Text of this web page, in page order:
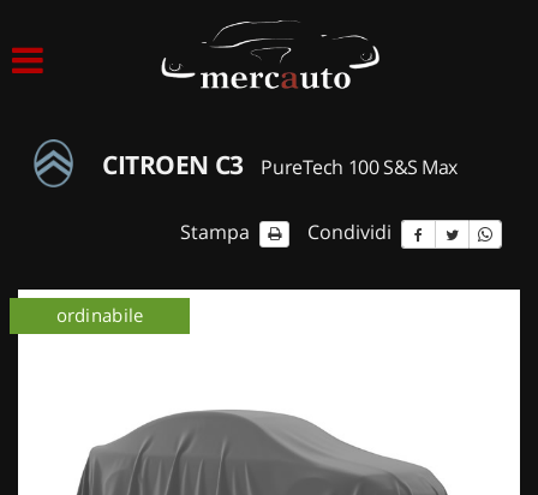
ACQUISTIAMO USATO
NOLEGGIO AUTO
NOLEGGIO BREVE TERMINE
CITROEN C3 PureTech 100 S&S Max
Stampa Condividi
ordinabile